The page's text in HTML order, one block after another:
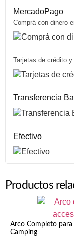
MercadoPago
Comprá con dinero
Tarjetas de crédito y
Transferencia
Efectivo
Productos
Arco Completo
Camping